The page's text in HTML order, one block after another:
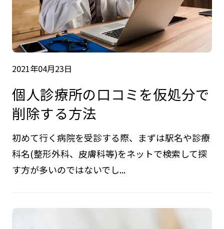
2021年04月23日
個人診療所の口コミを仮処分で
削除する方法
初めて行く病院を受診する際、まずは駅名や診療
科名(整形外科、皮膚科等)をネットで検索して探
す方が多いのではないでし...